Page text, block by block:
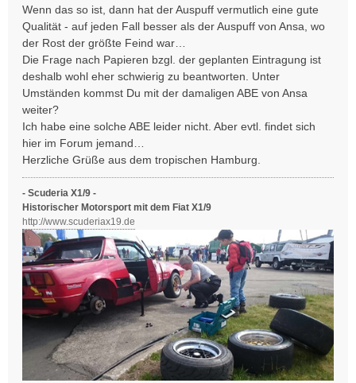
Wenn das so ist, dann hat der Auspuff vermutlich eine gute
Qualität - auf jeden Fall besser als der Auspuff von Ansa, wo
der Rost der größte Feind war…
Die Frage nach Papieren bzgl. der geplanten Eintragung ist
deshalb wohl eher schwierig zu beantworten. Unter
Umständen kommst Du mit der damaligen ABE von Ansa
weiter?
Ich habe eine solche ABE leider nicht. Aber evtl. findet sich
hier im Forum jemand…
Herzliche Grüße aus dem tropischen Hamburg.
- Scuderia X1/9 -
Historischer Motorsport mit dem Fiat X1/9
http://www.scuderiax19.de